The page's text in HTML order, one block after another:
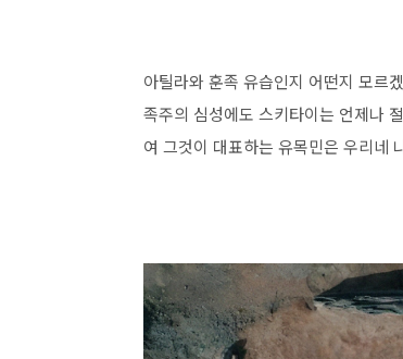
아틸라와 훈족 유습인지 어떤지 모르
족주의 심성에도 스키타이는 언제나
여 그것이 대표하는 유목민은 우리네